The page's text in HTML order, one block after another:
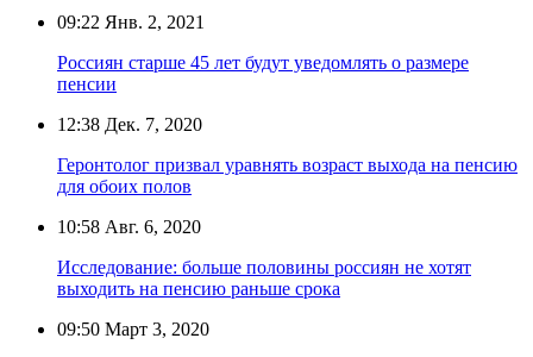
09:22 Янв. 2, 2021
Россиян старше 45 лет будут уведомлять о размере
пенсии
12:38 Дек. 7, 2020
Геронтолог призвал уравнять возраст выхода на пенсию
для обоих полов
10:58 Авг. 6, 2020
Исследование: больше половины россиян не хотят
выходить на пенсию раньше срока
09:50 Март 3, 2020